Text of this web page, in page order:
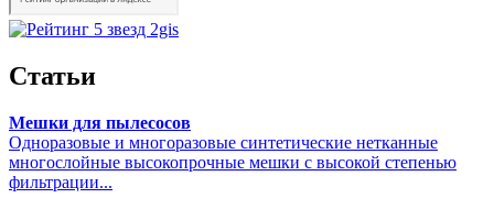
Статьи
Мешки для пылесосов
Одноразовые и многоразовые синтетические нетканные
многослойные высокопрочные мешки с высокой степенью
фильтрации...